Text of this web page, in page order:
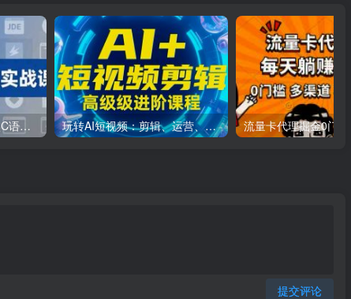
C++零基础实战课，夯实C语言基础、贯穿游戏项目、掌握开发思维，学成可挑战月薪15K+岗位 玩转AI短视频：剪辑、运营、直播一站式教学，轻松打造流量神话
提交评论